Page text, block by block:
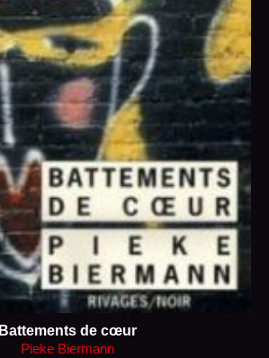
Battements de cœur
Pieke Biermann